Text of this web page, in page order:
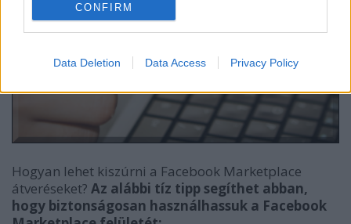
CONFIRM
Data Deletion Data Access Privacy Policy
Hogyan lehet kiszúrni a Facebook Marketplace
átveréseket? Az alábbi tíz tipp segíthet abban,
hogy biztonságosan használhassuk a Facebook